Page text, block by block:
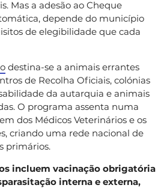
Mas a adesão ao Cheque
depende do município
de elegibilidade que cada
destina-se a animais errantes
de Recolha Oficiais, colónias
da autarquia e animais
O programa assenta numa
dos Médicos Veterinários e os
criando uma rede nacional de
primários.
incluem vacinação obrigatória
interna e externa,